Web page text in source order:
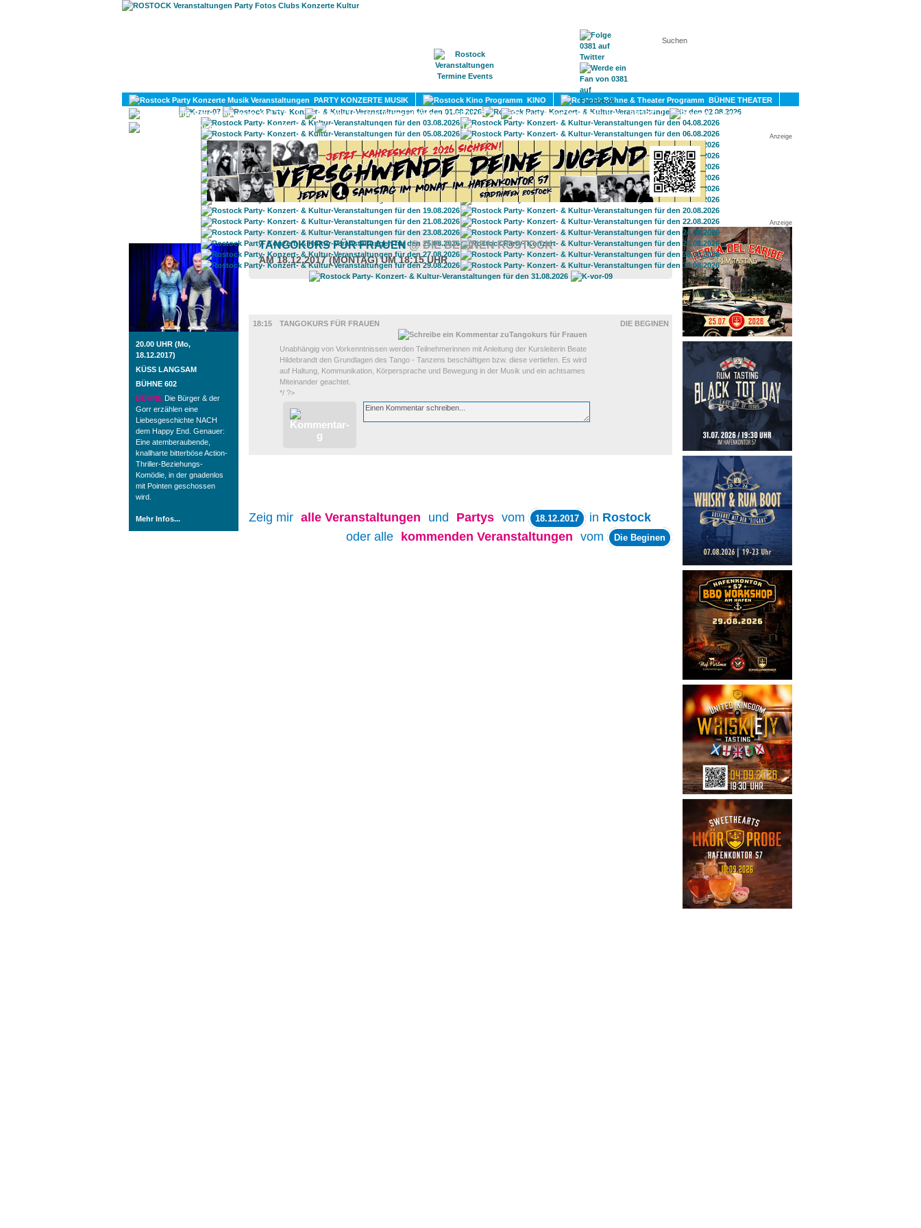
KONTAKT
PARTY KONZERTE MUSIK KINO
BÜHNE THEATER
KULTUR
LITERATUR SPORT
DIVERSES
UMLAND
Anzeige
ROSTOCK TAGESTIPP
20.00 UHR (Mo,
18.12.2017)
KÜSS LANGSAM
BÜHNE 602
BÜHNE Die Bürger & der
Gorr erzählen eine
Liebesgeschichte NACH
dem Happy End. Genauer:
Eine atemberaubende,
knallharte bitterböse Action-
Thriller-Beziehungs-
Komödie, in der gnadenlos
mit Pointen geschossen
wird.
Mehr Infos...
Anzeige
TANGOKURS FÜR FRAUEN@ DIE BEGINEN ROSTOCK
AM 18.12.2017 (MONTAG) UM 18:15 UHR
18:15
TANGOKURS FÜR FRAUEN DIE BEGINEN
Unabhängig von Vorkenntnissen werden Teilnehmerinnen mit Anleitung der Kursleiterin Beate
Hildebrandt den Grundlagen des Tango - Tanzens beschäftigen bzw. diese vertiefen. Es wird
auf Haltung, Kommunikation, Körpersprache und Bewegung in der Musik und ein achtsames
Miteinander geachtet.
*/ ?>
Zeig mir alle Veranstaltungen und Partys vom 18.12.2017 in Rostock
oder alle
kommenden Veranstaltungen vom Die Beginen